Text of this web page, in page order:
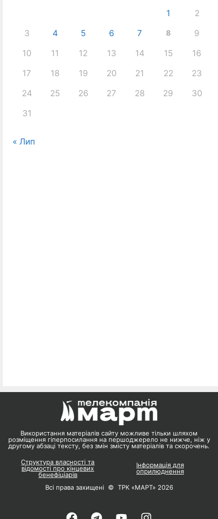
1 2
3 4 5 6 7 8 9
10 11 12 13 14 15 16
17 18 19 20 21 22 23
24 25 26 27 28 29 30
31
« Лип
Використання матеріалів сайту можливе тільки шляхом
розміщення гіперпосилання на першоджерело не нижче, ніж у
другому абзаці тексту, без змін змісту матеріалів та скорочень.
Структура власності та
відомості про кінцевих
бенефіціарів
Інформація для
оприлюднення
Всі права захищені © ТРК «МАРТ» 2026